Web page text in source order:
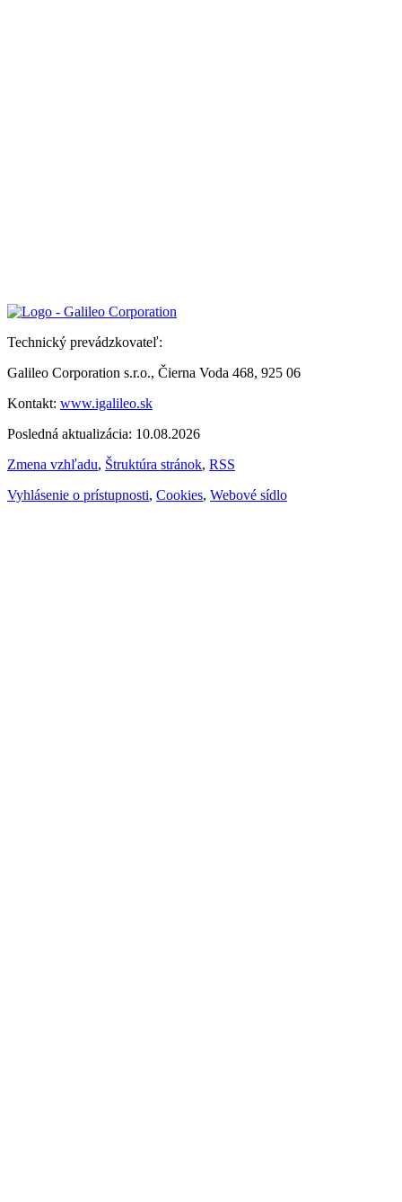
Technický prevádzkovateľ:
Galileo Corporation s.r.o., Čierna Voda 468, 925 06
Kontakt: www.igalileo.sk
Posledná aktualizácia: 10.08.2026
Zmena vzhľadu, Štruktúra stránok, RSS
Vyhlásenie o prístupnosti, Cookies, Webové sídlo